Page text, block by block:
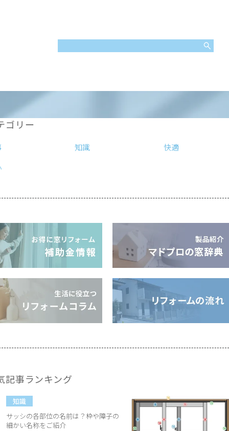
ゴリー
知識
快適
記事ランキング
サッシの各部位の名前は？枠や障子の
細かい名称をご紹介
知識